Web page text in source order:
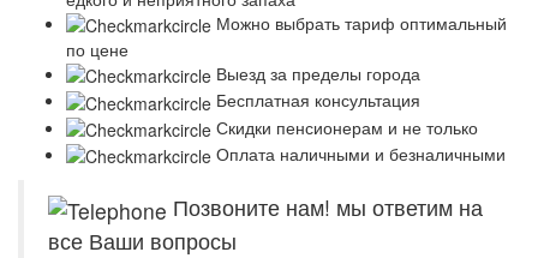
Можно выбрать тариф оптимальный
по цене
Выезд за пределы города
Бесплатная консультация
Скидки пенсионерам и не только
Оплата наличными и безналичными
Позвоните нам! мы ответим на
все Ваши вопросы